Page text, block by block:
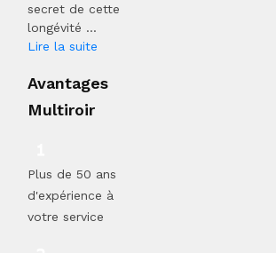
secret de cette
longévité ...
Lire la suite
Avantages
Multiroir
Plus de 50 ans
d'expérience à
votre service